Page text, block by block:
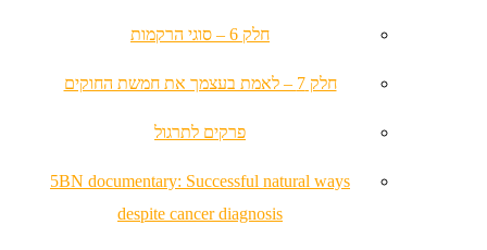
חלק 6 – סוגי הרקמות
חלק 7 – לאמת בעצמך את חמשת החוקים
פרקים לתרגול
5BN documentary: Successful natural ways
despite cancer diagnosis